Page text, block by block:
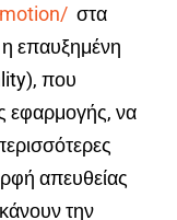
στα
επαυξημένη
που
εφαρμογής, να
απευθείας
την